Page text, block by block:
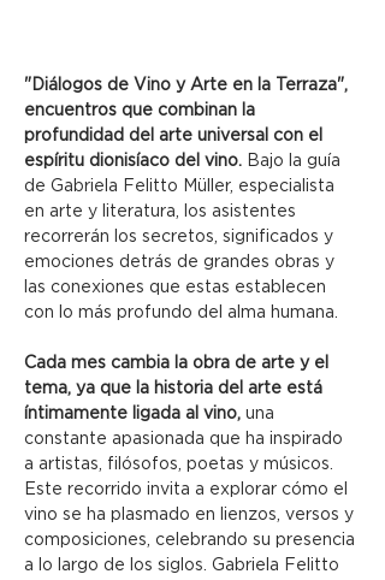
"Diálogos de Vino y Arte en la Terraza",
encuentros que combinan la
profundidad del arte universal con el
espíritu dionisíaco del vino. Bajo la guía
de Gabriela Felitto Müller, especialista
en arte y literatura, los asistentes
recorrerán los secretos, significados y
emociones detrás de grandes obras y
las conexiones que estas establecen
con lo más profundo del alma humana.
Cada mes cambia la obra de arte y el
tema, ya que la historia del arte está
íntimamente ligada al vino, una
constante apasionada que ha inspirado
a artistas, filósofos, poetas y músicos.
Este recorrido invita a explorar cómo el
vino se ha plasmado en lienzos, versos y
composiciones, celebrando su presencia
a lo largo de los siglos. Gabriela Felitto